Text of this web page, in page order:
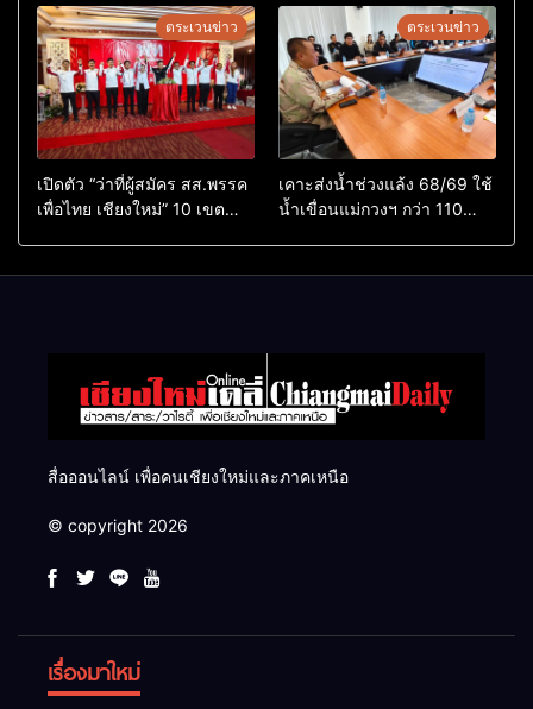
ตระเวนข่าว
เปิดตัว “ว่าที่ผู้สมัคร สส.พรรค
เพื่อไทย เชียงใหม่” 10 เขต
ตระเวนข่าว
เคาะส่งน้ำช่วงแล้ง 68/69 ใช้
น้ำเขื่อนแม่กวงฯ กว่า 110
สื่อออนไลน์ เพื่อคนเชียงใหม่และภาคเหนือ
© copyright 2026
เรื่องมาใหม่